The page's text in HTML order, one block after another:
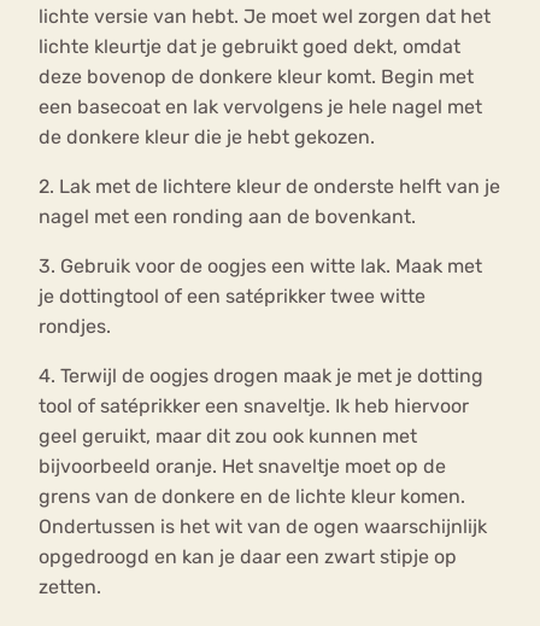
lichte versie van hebt. Je moet wel zorgen dat het
lichte kleurtje dat je gebruikt goed dekt, omdat
deze bovenop de donkere kleur komt. Begin met
een basecoat en lak vervolgens je hele nagel met
de donkere kleur die je hebt gekozen.
2. Lak met de lichtere kleur de onderste helft van je
nagel met een ronding aan de bovenkant.
3. Gebruik voor de oogjes een witte lak. Maak met
je dottingtool of een satéprikker twee witte
rondjes.
4. Terwijl de oogjes drogen maak je met je dotting
tool of satéprikker een snaveltje. Ik heb hiervoor
geel geruikt, maar dit zou ook kunnen met
bijvoorbeeld oranje. Het snaveltje moet op de
grens van de donkere en de lichte kleur komen.
Ondertussen is het wit van de ogen waarschijnlijk
opgedroogd en kan je daar een zwart stipje op
zetten.